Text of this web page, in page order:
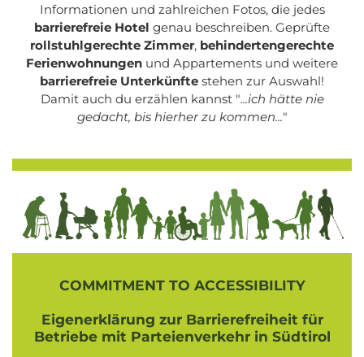
Informationen und zahlreichen Fotos, die jedes
barrierefreie Hotel genau beschreiben. Geprüfte
rollstuhlgerechte Zimmer, behindertengerechte
Ferienwohnungen und Appartements und weitere
barrierefreie Unterkünfte stehen zur Auswahl!
Damit auch du erzählen kannst "...ich hätte nie
gedacht, bis hierher zu kommen..."
COMMITMENT TO ACCESSIBILITY
Eigenerklärung zur Barrierefreiheit für
Betriebe mit Parteienverkehr in Südtirol